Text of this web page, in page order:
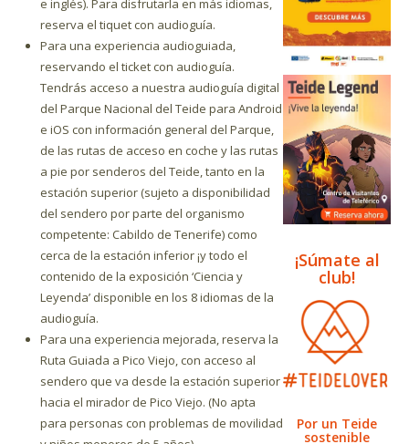
e inglés). Para disfrutarla en más idiomas,
reserva el tiquet con audioguía.
Para una experiencia audioguiada,
reservando el ticket con audioguía.
Tendrás acceso a nuestra audioguía digital
del Parque Nacional del Teide para Android
e iOS con información general del Parque,
de las rutas de acceso en coche y las rutas
a pie por senderos del Teide, tanto en la
estación superior (sujeto a disponibilidad
del sendero por parte del organismo
competente: Cabildo de Tenerife) como
cerca de la estación inferior ¡y todo el
contenido de la exposición ‘Ciencia y
Leyenda’ disponible en los 8 idiomas de la
audioguía.
Para una experiencia mejorada, reserva la
Ruta Guiada a Pico Viejo, con acceso al
sendero que va desde la estación superior
hacia el mirador de Pico Viejo. (No apta
para personas con problemas de movilidad
¡Súmate al
club!
Por un Teide
sostenible